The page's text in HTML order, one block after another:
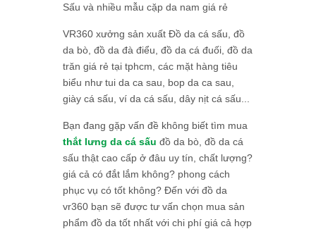
Sấu và nhiều mẫu cặp da nam giá rẻ
VR360 xưởng sản xuất Đồ da cá sấu, đồ
da bò, đồ da đà điểu, đồ da cá đuối, đồ da
trăn giá rẻ tại tphcm, các mặt hàng tiêu
biểu như tui da ca sau, bop da ca sau,
giày cá sấu, ví da cá sấu, dây nịt cá sấu...
Bạn đang gặp vấn đề không biết tìm mua
thắt lưng da cá sấu đồ da bò, đồ da cá
sấu thật cao cấp ở đâu uy tín, chất lượng?
giá cả có đắt lắm không? phong cách
phục vụ có tốt không? Đến với đồ da
vr360 bạn sẽ được tư vấn chọn mua sản
phẩm đồ da tốt nhất với chi phí giá cả hợp